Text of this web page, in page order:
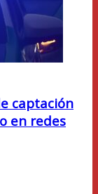
captación
en redes